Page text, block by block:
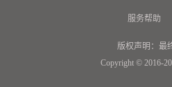
服务帮助
版权声明：最
Copyright © 2016-